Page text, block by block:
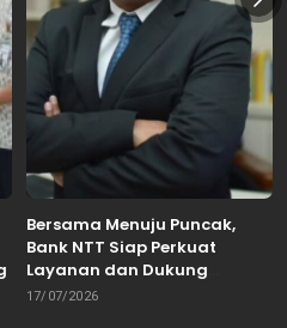
Bersama Menuju Puncak,
Bank NTT Siap Perkuat
Layanan dan Dukung
Pertumbuhan Ekonomi NTT
17/07/2026